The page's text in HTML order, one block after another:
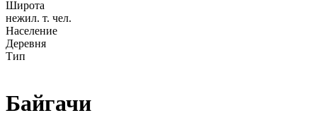
Широта
нежил. т. чел.
Население
Деревня
Тип
Байгачи